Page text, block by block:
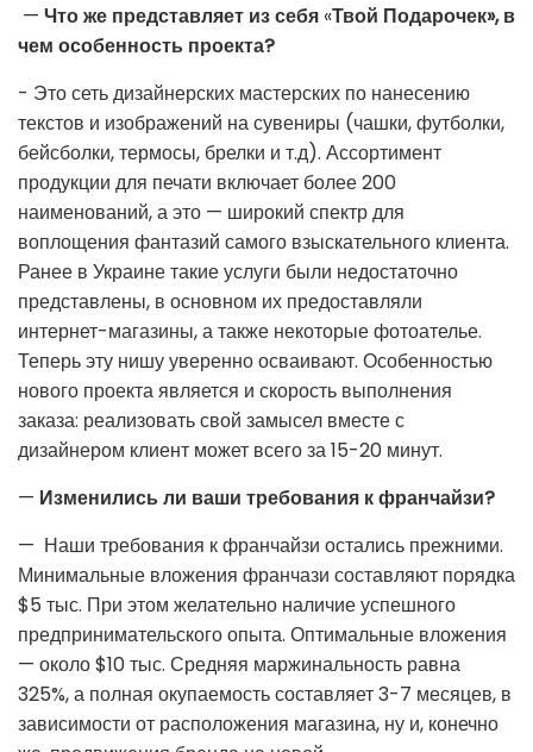
— Что же представляет из себя «Твой Подарочек», в
чем особенность проекта?
- Это сеть дизайнерских мастерских по нанесению
текстов и изображений на сувениры (чашки, футболки,
бейсболки, термосы, брелки и т.д). Ассортимент
продукции для печати включает более 200
наименований, а это — широкий спектр для
воплощения фантазий самого взыскательного клиента.
Ранее в Украине такие услуги были недостаточно
представлены, в основном их предоставляли
интернет-магазины, а также некоторые фотоателье.
Теперь эту нишу уверенно осваивают. Особенностью
нового проекта является и скорость выполнения
заказа: реализовать свой замысел вместе с
дизайнером клиент может всего за 15-20 минут.
— Изменились ли ваши требования к франчайзи?
— Наши требования к франчайзи остались прежними.
Минимальные вложения франчази составляют порядка
$5 тыс. При этом желательно наличие успешного
предпринимательского опыта. Оптимальные вложения
— около $10 тыс. Средняя маржинальность равна
325%, а полная окупаемость составляет 3-7 месяцев, в
зависимости от расположения магазина, ну и, конечно